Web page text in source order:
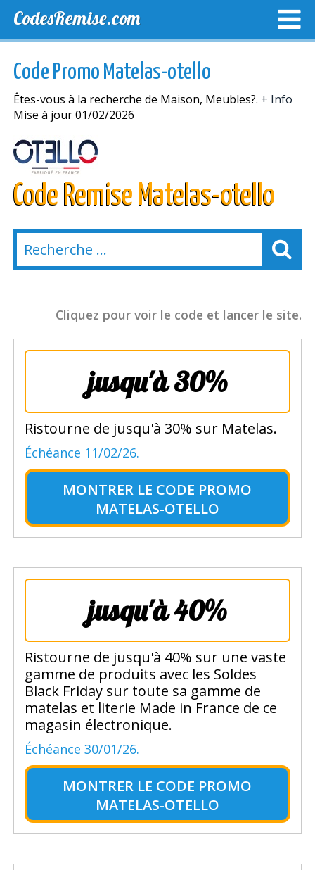
CodesRemise.com
NOUVELLES MAGASINS
Code Promo Matelas-otello
Êtes-vous à la recherche de Maison, Meubles?. + Info
Mise à jour 01/02/2026
Code Remise Matelas-otello
Cliquez pour voir le code et lancer le site.
jusqu'à 30%
Ristourne de jusqu'à 30% sur Matelas.
Échéance 11/02/26.
MONTRER LE CODE PROMO
MATELAS-OTELLO
jusqu'à 40%
Ristourne de jusqu'à 40% sur une vaste
gamme de produits avec les Soldes
Black Friday sur toute sa gamme de
matelas et literie Made in France de ce
magasin électronique.
Échéance 30/01/26.
MONTRER LE CODE PROMO
MATELAS-OTELLO